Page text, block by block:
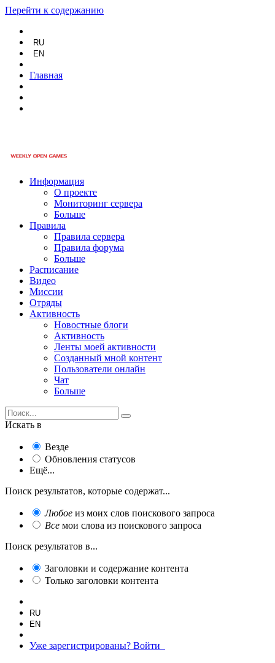
Перейти к содержанию
RU
EN
Главная
Информация
О проекте
Мониторинг сервера
Больше
Правила
Правила сервера
Правила форума
Больше
Расписание
Видео
Миссии
Отряды
Активность
Новостные блоги
Активность
Ленты моей активности
Созданный мной контент
Пользователи онлайн
Чат
Больше
Искать в
Везде
Обновления статусов
Ещё...
Поиск результатов, которые содержат...
Любое из моих слов поискового запроса
Все мои слова из поискового запроса
Поиск результатов в...
Заголовки и содержание контента
Только заголовки контента
RU
EN
Уже зарегистрированы? Войти